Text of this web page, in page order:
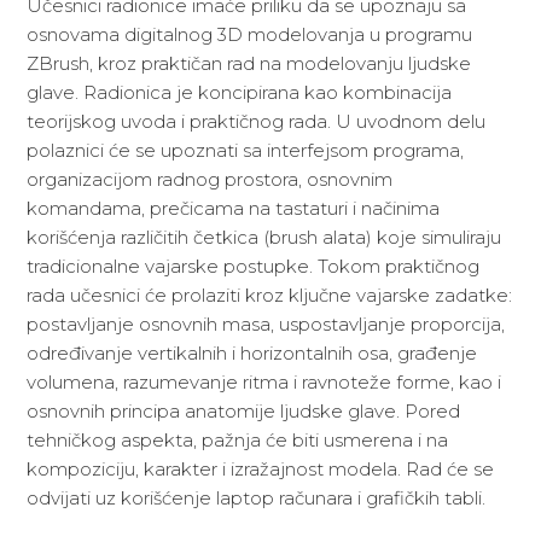
Učesnici radionice imaće priliku da se upoznaju sa
osnovama digitalnog 3D modelovanja u programu
ZBrush, kroz praktičan rad na modelovanju ljudske
glave. Radionica je koncipirana kao kombinacija
teorijskog uvoda i praktičnog rada. U uvodnom delu
polaznici će se upoznati sa interfejsom programa,
organizacijom radnog prostora, osnovnim
komandama, prečicama na tastaturi i načinima
korišćenja različitih četkica (brush alata) koje simuliraju
tradicionalne vajarske postupke. Tokom praktičnog
rada učesnici će prolaziti kroz ključne vajarske zadatke:
postavljanje osnovnih masa, uspostavljanje proporcija,
određivanje vertikalnih i horizontalnih osa, građenje
volumena, razumevanje ritma i ravnoteže forme, kao i
osnovnih principa anatomije ljudske glave. Pored
tehničkog aspekta, pažnja će biti usmerena i na
kompoziciju, karakter i izražajnost modela. Rad će se
odvijati uz korišćenje laptop računara i grafičkih tabli.